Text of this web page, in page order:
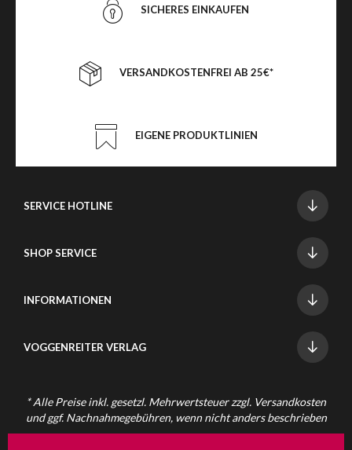
SICHERES EINKAUFEN
VERSANDKOSTENFREI AB 25€*
EIGENE PRODUKTLINIEN
SERVICE HOTLINE
SHOP SERVICE
INFORMATIONEN
VOGGENREITER VERLAG
* Alle Preise inkl. gesetzl. Mehrwertsteuer zzgl. Versandkosten
und ggf. Nachnahmegebühren, wenn nicht anders beschrieben